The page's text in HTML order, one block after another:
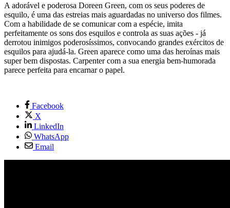
A adorável e poderosa Doreen Green, com os seus poderes de
esquilo, é uma das estreias mais aguardadas no universo dos filmes.
Com a habilidade de se comunicar com a espécie, imita
perfeitamente os sons dos esquilos e controla as suas ações - já
derrotou inimigos poderosíssimos, convocando grandes exércitos de
esquilos para ajudá-la. Green aparece como uma das heroínas mais
super bem dispostas. Carpenter com a sua energia bem-humorada
parece perfeita para encarnar o papel.
Facebook
X
LinkedIn
WhatsApp
Email